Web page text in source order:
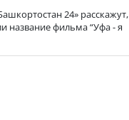
24» расскажут,
название фильма “Уфа - я